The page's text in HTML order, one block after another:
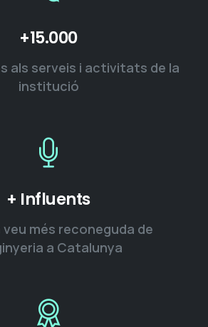
+15.000
als serveis i activitats de la
institució
+ Influents
veu més reconeguda de
a Catalunya